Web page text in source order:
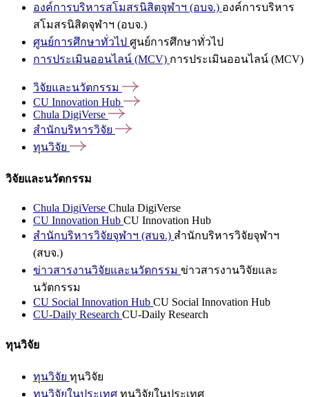
องค์การบริหารสโมสรนิสิตจุฬาฯ (อบจ.) องค์การบริหาร
สโมสรนิสิตจุฬาฯ (อบจ.)
ศูนย์การศึกษาทั่วไป ศูนย์การศึกษาทั่วไป
การประเมินออนไลน์ (MCV) การประเมินออนไลน์ (MCV)
วิจัยและนวัตกรรม
CU Innovation Hub
Chula DigiVerse
สำนักบริหารวิจัย
ทุนวิจัย
วิจัยและนวัตกรรม
Chula DigiVerse Chula DigiVerse
CU Innovation Hub CU Innovation Hub
สำนักบริหารวิจัยจุฬาฯ (สบจ.) สำนักบริหารวิจัยจุฬาฯ
(สบจ.)
ข่าวสารงานวิจัยและนวัตกรรม ข่าวสารงานวิจัยและ
นวัตกรรม
CU Social Innovation Hub CU Social Innovation Hub
CU-Daily Research CU-Daily Research
ทุนวิจัย
ทุนวิจัย ทุนวิจัย
ทุนวิจัยในประเทศ ทุนวิจัยในประเทศ